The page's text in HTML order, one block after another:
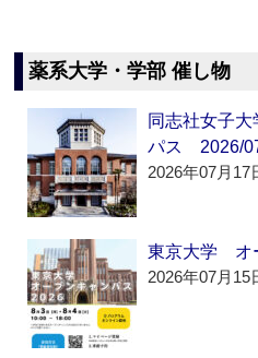
薬系大学・学部 催し物
同志社女子
パス 2026/
2026年07月17
東京大学 オ
2026年07月15